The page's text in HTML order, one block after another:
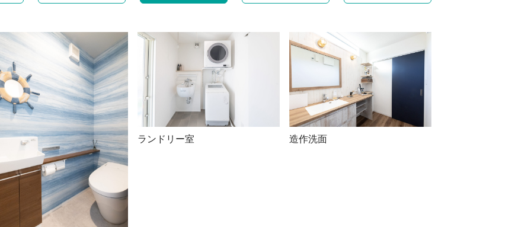
ランドリー室 造作洗面